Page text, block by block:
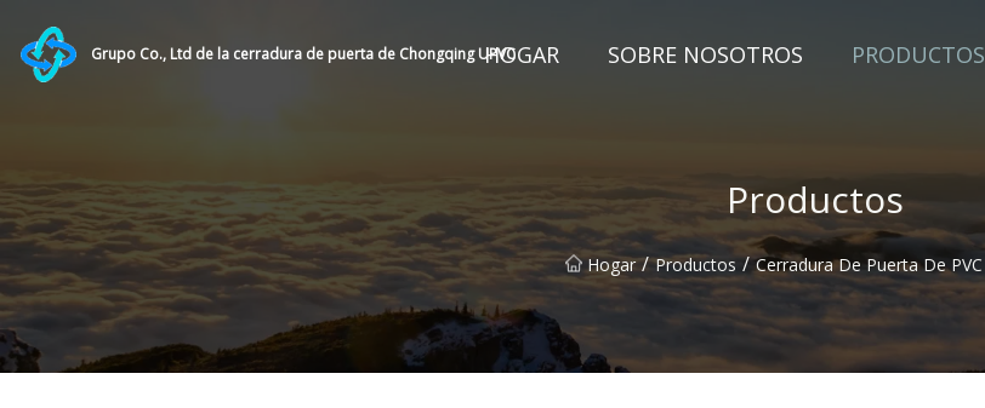
Grupo Co., Ltd de la cerradura de puerta de Chongqing UPVCHOGAR SOBRE NOSOTROS PRODUCTOS
Productos
Hogar / Productos / Cerradura De Puerta De PVC